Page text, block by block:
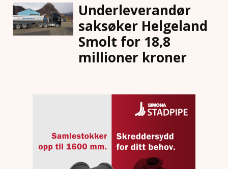
Underleverandør
saksøker Helgeland
Smolt for 18,8
millioner kroner